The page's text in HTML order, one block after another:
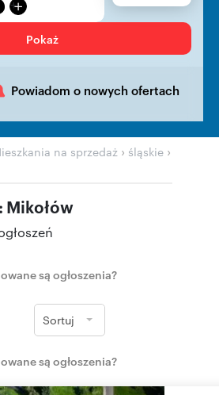
+
Pokaż
Powiadom o nowych ofertach
na sprzedaż › śląskie ›
Mikołów
są ogłoszenia?
Sortuj
są ogłoszenia?